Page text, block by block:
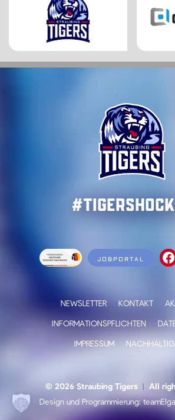
JOBPORTAL
NEWSLETTER KONTAKT
INFORMATIONSPFLICHTEN
IMPRESSUM
© 2026 Straubing Tigers | All
Design und Programmierung: